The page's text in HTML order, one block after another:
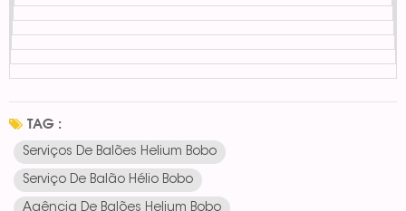
TAG :
Serviços De Balões Helium Bobo
Serviço De Balão Hélio Bobo